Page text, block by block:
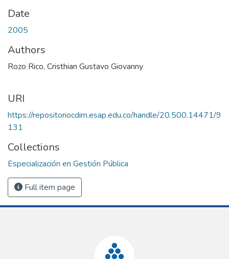
Date
2005
Authors
Rozo Rico, Cristhian Gustavo Giovanny
URI
https://repositoriocdim.esap.edu.co/handle/20.500.14471/9
131
Collections
Especialización en Gestión Pública
Full item page